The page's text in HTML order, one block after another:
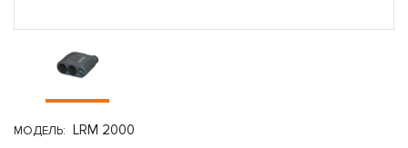
МОДЕЛЬ: LRM 2000